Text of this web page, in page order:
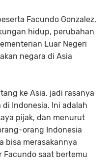
Facundo Gonzalez,
hidup, perubahan
Luar Negeri
negara di Asia
ke Asia, jadi rasanya
Indonesia. Ini adalah
pijak, dan menurut
orang Indonesia
bisa merasakannya
Facundo saat bertemu